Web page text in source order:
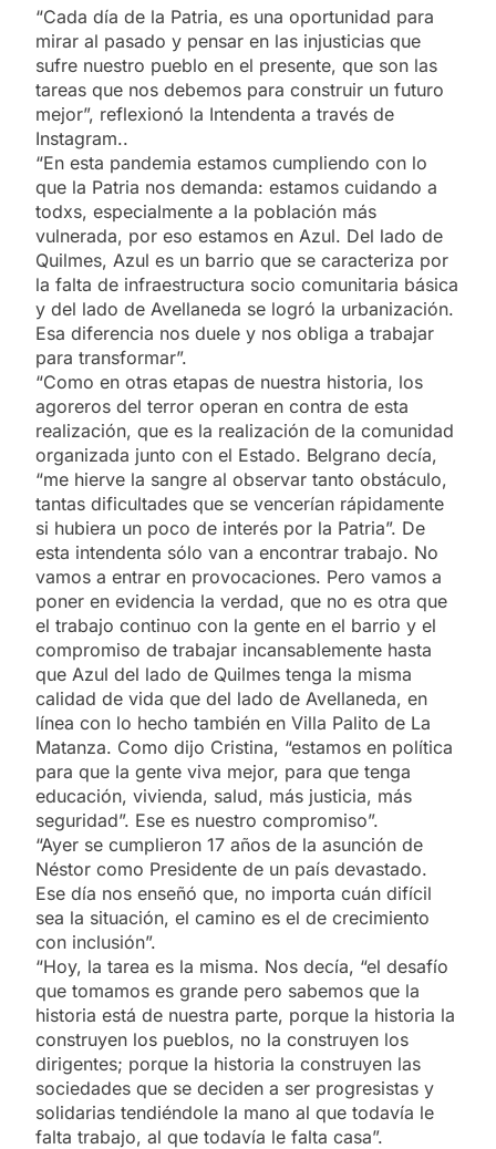
“Cada día de la Patria, es una oportunidad para
mirar al pasado y pensar en las injusticias que
sufre nuestro pueblo en el presente, que son las
tareas que nos debemos para construir un futuro
mejor”, reflexionó la Intendenta a través de
Instagram..
“En esta pandemia estamos cumpliendo con lo
que la Patria nos demanda: estamos cuidando a
todxs, especialmente a la población más
vulnerada, por eso estamos en Azul. Del lado de
Quilmes, Azul es un barrio que se caracteriza por
la falta de infraestructura socio comunitaria básica
y del lado de Avellaneda se logró la urbanización.
Esa diferencia nos duele y nos obliga a trabajar
para transformar”.
“Como en otras etapas de nuestra historia, los
agoreros del terror operan en contra de esta
realización, que es la realización de la comunidad
organizada junto con el Estado. Belgrano decía,
“me hierve la sangre al observar tanto obstáculo,
tantas dificultades que se vencerían rápidamente
si hubiera un poco de interés por la Patria”. De
esta intendenta sólo van a encontrar trabajo. No
vamos a entrar en provocaciones. Pero vamos a
poner en evidencia la verdad, que no es otra que
el trabajo continuo con la gente en el barrio y el
compromiso de trabajar incansablemente hasta
que Azul del lado de Quilmes tenga la misma
calidad de vida que del lado de Avellaneda, en
línea con lo hecho también en Villa Palito de La
Matanza. Como dijo Cristina, “estamos en política
para que la gente viva mejor, para que tenga
educación, vivienda, salud, más justicia, más
seguridad”. Ese es nuestro compromiso”.
“Ayer se cumplieron 17 años de la asunción de
Néstor como Presidente de un país devastado.
Ese día nos enseñó que, no importa cuán difícil
sea la situación, el camino es el de crecimiento
con inclusión”.
“Hoy, la tarea es la misma. Nos decía, “el desafío
que tomamos es grande pero sabemos que la
historia está de nuestra parte, porque la historia la
construyen los pueblos, no la construyen los
dirigentes; porque la historia la construyen las
sociedades que se deciden a ser progresistas y
solidarias tendiéndole la mano al que todavía le
falta trabajo, al que todavía le falta casa”.